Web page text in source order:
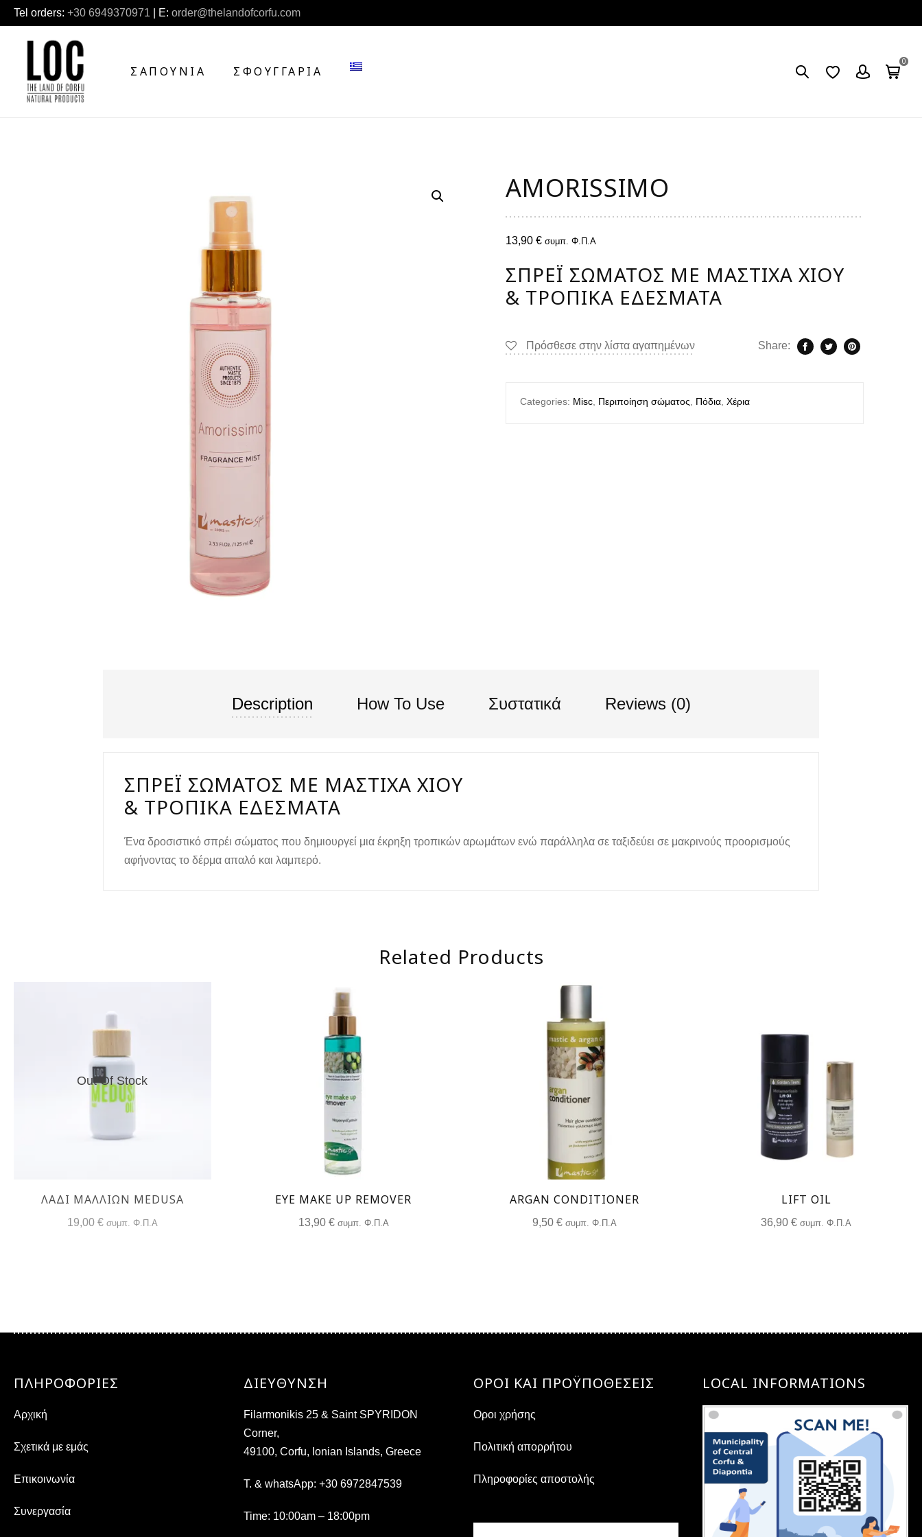
Tel orders: +30 6949370971 | E: order@thelandofcorfu.com
ΣΑΠΟΎΝΙΑ ΣΦΟΥΓΓΆΡΙΑ
0
AMORISSIMO
13,90€ συμπ. Φ.Π.Α
ΣΠΡΈΪ ΣΏΜΑΤΟΣ ΜΕ ΜΑΣΤΊΧΑ ΧΊΟΥ
& ΤΡΟΠΙΚΆ ΕΔΈΣΜΑΤΑ
Share:
Πρόσθεσε στην λίστα αγαπημένων
Categories: Misc Περιποίηση σώματος Πόδια ,Χέρια
Description How To Use Συστατικά Reviews (0)
ΣΠΡΈΪ ΣΏΜΑΤΟΣ ΜΕ ΜΑΣΤΊΧΑ ΧΊΟΥ
& ΤΡΟΠΙΚΆ ΕΔΈΣΜΑΤΑ
Ένα δροσιστικό σπρέι σώματος που δημιουργεί μια έκρηξη τροπικών αρωμάτων ενώ παράλληλα σε ταξιδεύει σε μακρινούς προορισμούς
αφήνοντας το δέρμα απαλό και λαμπερό.
Related Products
Out Of Stock
ΛΆΔΙ ΜΑΛΛΙΏΝ MEDUSA
19,00 € συμπ. Φ.Π.Α
EYE MAKE UP REMOVER
13,90 € συμπ. Φ.Π.Α
ARGAN CONDITIONER
9,50€ συμπ. Φ.Π.Α
LIFT OIL
36,90 € συμπ. Φ.Π.Α
ΠΛΗΡΟΦΟΡΙΕΣ
Αρχική
Σχετικά με εμάς
Επικοινωνία
Συνεργασία
ΔΙΕΎΘΥΝΣΗ
Filarmonikis 25 & Saint SPYRIDON
Corner,
49100, Corfu, Ionian Islands, Greece
T. & whatsApp: +30 6972847539
Time: 10:00am – 18:00pm
ΟΡΟΙ ΚΑΙ ΠΡΟΫΠΟΘΕΣΕΙΣ
Οροι χρήσης
Πολιτική απορρήτου
Πληροφορίες αποστολής
LOCAL INFORMATIONS